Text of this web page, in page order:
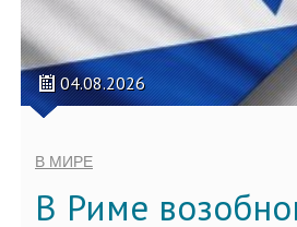
04.08.2026
В МИРЕ
В Риме